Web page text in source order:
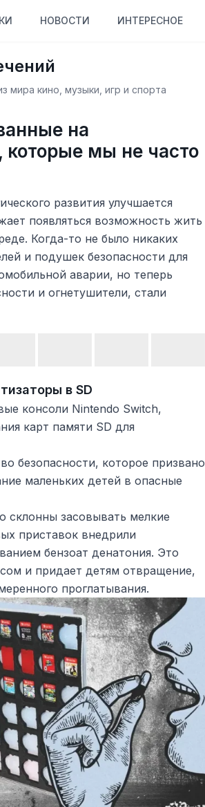
НОВОСТИ ИНТЕРЕСНОЕ
мира кино, музыки, игр и спорта
на
которые мы не часто
развития улучшается
появляться возможность жить
Когда-то не было никаких
и подушек безопасности для
аварии, но теперь
и огнетушители, стали
в SD
консоли Nintendo Switch,
карт памяти SD для
безопасности, которое призвано
маленьких детей в опасные
склонны засовывать мелкие
приставок внедрили
бензоат денатония. Это
и придает детям отвращение,
проглатывания.